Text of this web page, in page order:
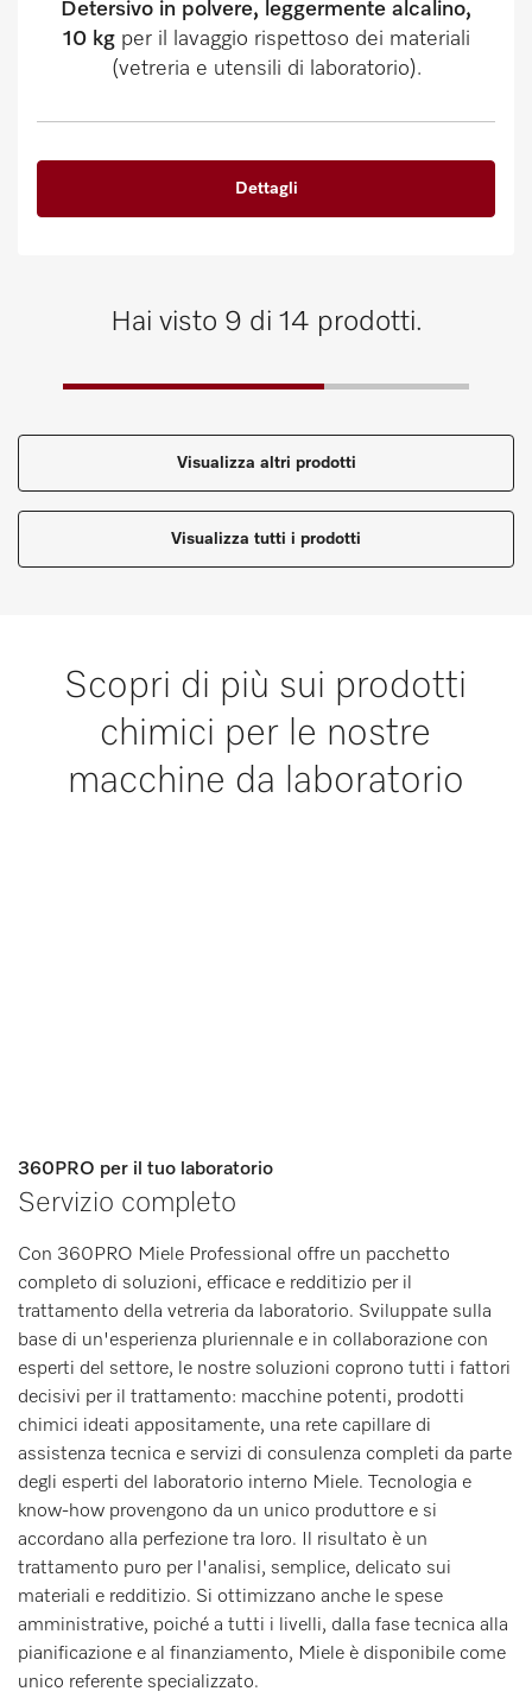
Detersivo in polvere, leggermente alcalino,
10 kg per il lavaggio rispettoso dei materiali
(vetreria e utensili di laboratorio).
Dettagli
Hai visto 9 di 14 prodotti.
Visualizza altri prodotti
Visualizza tutti i prodotti
Scopri di più sui prodotti
chimici per le nostre
macchine da laboratorio
360PRO per il tuo laboratorio
Servizio completo
Con 360PRO Miele Professional offre un pacchetto
completo di soluzioni, efficace e redditizio per il
trattamento della vetreria da laboratorio. Sviluppate sulla
base di un'esperienza pluriennale e in collaborazione con
esperti del settore, le nostre soluzioni coprono tutti i fattori
decisivi per il trattamento: macchine potenti, prodotti
chimici ideati appositamente, una rete capillare di
assistenza tecnica e servizi di consulenza completi da parte
degli esperti del laboratorio interno Miele. Tecnologia e
know-how provengono da un unico produttore e si
accordano alla perfezione tra loro. Il risultato è un
trattamento puro per l'analisi, semplice, delicato sui
materiali e redditizio. Si ottimizzano anche le spese
amministrative, poiché a tutti i livelli, dalla fase tecnica alla
pianificazione e al finanziamento, Miele è disponibile come
unico referente specializzato.